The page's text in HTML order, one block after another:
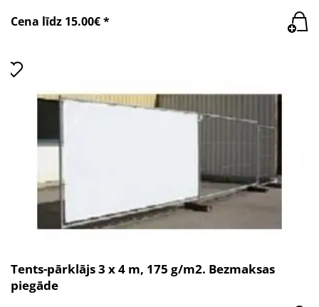
Cena līdz 15.00€ *
Tents-pārklājs 3 x 4 m, 175 g/m2. Bezmaksas
piegāde